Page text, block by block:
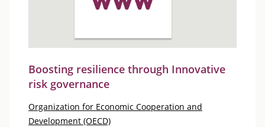
Boosting resilience through Innovative
risk governance
Organization for Economic Cooperation and
Development (OECD)